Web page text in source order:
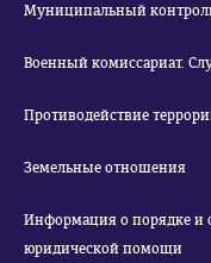
Муниципальный
Военный комиссариат.
Противодействие
Земельные отношения
Информация о порядке и
юридической помощи